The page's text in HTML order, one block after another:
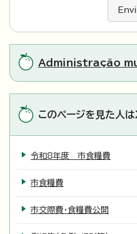
Administração
このページを見た人
令和8年度 市食糧費
市食糧費
市交際費・食糧費公開